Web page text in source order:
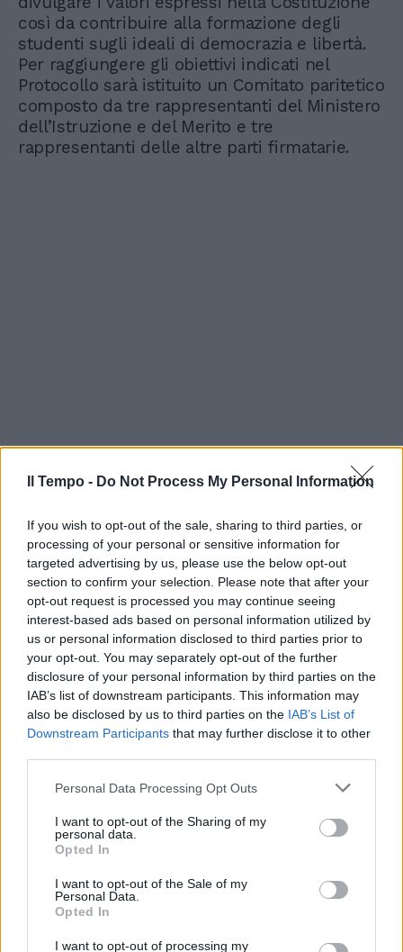
Il Tempo - Do Not Process My Personal Information
If you wish to opt-out of the sale, sharing to third parties, or
processing of your personal or sensitive information for
targeted advertising by us, please use the below opt-out
section to confirm your selection. Please note that after your
opt-out request is processed you may continue seeing
interest-based ads based on personal information utilized by
us or personal information disclosed to third parties prior to
your opt-out. You may separately opt-out of the further
disclosure of your personal information by third parties on the
IAB’s list of downstream participants. This information may
also be disclosed by us to third parties on the IAB’s List of
Downstream Participants that may further disclose it to other
Personal Data Processing Opt Outs
I want to opt-out of the Sharing of my
personal data.
Opted In
I want to opt-out of the Sale of my
Personal Data.
Opted In
I want to opt-out of processing my
così da contribuire alla formazione degli
studenti sugli ideali di democrazia e libertà.
Per raggiungere gli obiettivi indicati nel
Protocollo sarà istituito un Comitato paritetico
composto da tre rappresentanti del Ministero
dell’Istruzione e del Merito e tre
rappresentanti delle altre parti firmatarie.